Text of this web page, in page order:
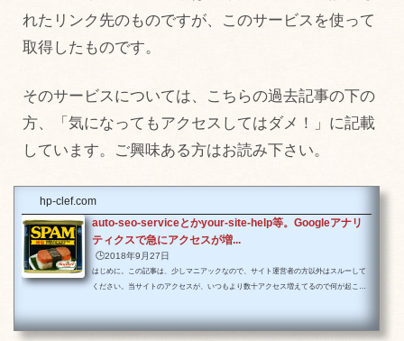
れたリンク先のものですが、このサービスを使って
取得したものです。
そのサービスについては、こちらの過去記事の下の
方、「気になってもアクセスしてはダメ！」に記載
しています。ご興味ある方はお読み下さい。
hp-clef.com
auto-seo-serviceとかyour-site-help等。Googleアナリ
ティクスで急にアクセスが増...
🕒️2018年9月27日
はじめに。この記事は、少しマニアックなので、サイト運営者の方以外はスルーして
ください。当サイトのアクセスが、いつもより数十アクセス増えてるので何が起こっ
した。/h/1718307.html/h/2966814.html当サイトに「h」なんていうディレクトリはあり